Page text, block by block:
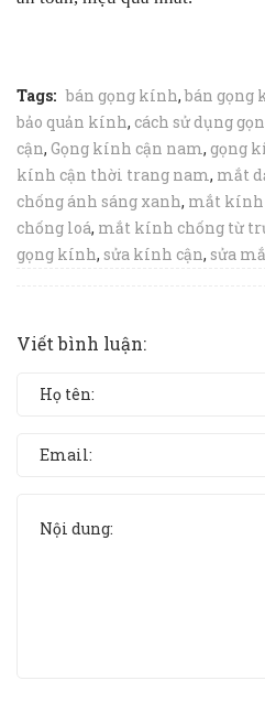
Tags: bán gọng kính,bán gọng
bảo quản kính, cách sử dụng
cận, Gọng kính cận nam, gọng
kính cận thời trang nam, mắt
chống ánh sáng xanh, mắt kính
chống loá, mắt kính chống từ
gọng kính, sửa kính cận, sửa
Viết bình luận: